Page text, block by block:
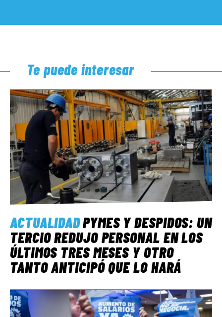
Te puede interesar
ACTUALIDADPYMES Y DESPIDOS: UN
TERCIO REDUJO PERSONAL EN LOS
ÚLTIMOS TRES MESES Y OTRO
TANTO ANTICIPÓ QUE LO HARÁ